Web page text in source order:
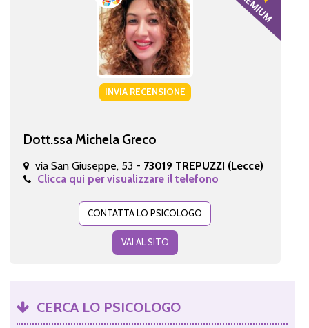
INVIA RECENSIONE
Dott.ssa Michela Greco
via San Giuseppe, 53 - 73019 TREPUZZI (Lecce)
Clicca qui per visualizzare il telefono
CONTATTA LO PSICOLOGO
VAI AL SITO
CERCA LO PSICOLOGO